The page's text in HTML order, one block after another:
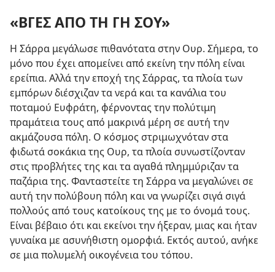
«ΒΓΕΣ ΑΠΟ ΤΗ ΓΗ ΣΟΥ»
Η Σάρρα μεγάλωσε πιθανότατα στην Ουρ. Σήμερα, το
μόνο που έχει απομείνει από εκείνη την πόλη είναι
ερείπια. Αλλά την εποχή της Σάρρας, τα πλοία των
εμπόρων διέσχιζαν τα νερά και τα κανάλια του
ποταμού Ευφράτη, φέρνοντας την πολύτιμη
πραμάτεια τους από μακρινά μέρη σε αυτή την
ακμάζουσα πόλη. Ο κόσμος στριμωχνόταν στα
φιδωτά σοκάκια της Ουρ, τα πλοία συνωστίζονταν
στις προβλήτες της και τα αγαθά πλημμύριζαν τα
παζάρια της. Φανταστείτε τη Σάρρα να μεγαλώνει σε
αυτή την πολύβουη πόλη και να γνωρίζει σιγά σιγά
πολλούς από τους κατοίκους της με το όνομά τους.
Είναι βέβαιο ότι και εκείνοι την ήξεραν, μιας και ήταν
γυναίκα με ασυνήθιστη ομορφιά. Εκτός αυτού, ανήκε
σε μια πολυμελή οικογένεια του τόπου.